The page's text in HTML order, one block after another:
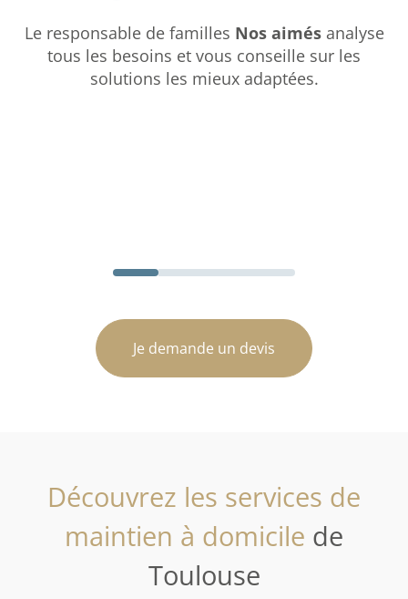
Le responsable de familles Nos aimésanalyse
tous les besoins et vous conseille sur les
solutions les mieux adaptées.
Je demande un devis
Découvrez les services de
maintien à domicile de
Toulouse